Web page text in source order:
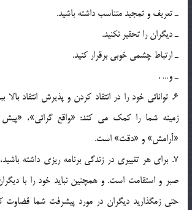
ـ تعريف و تمجيد متناسب داشته باشيد.
ـ ديگران را تحقير نكنيد.
ـ ارتباط چشمي خوبي برقرار كنيد.
ـ و… .
6. توانائي خود را در انتقاد كردن و پذيرش انتقاد بالا
زمينه شما را كمك مي كند: «واقع گرائي»، «پيش
«آرامش» و «دقت» است.
7. براي هر تغييري در زندگي برنامه ريزي داشته
صبر و استقامت است. و همچنين نبايد خود را با
حتي زمگذاريد ديگران در مورد پيشرفت شما قضاوت